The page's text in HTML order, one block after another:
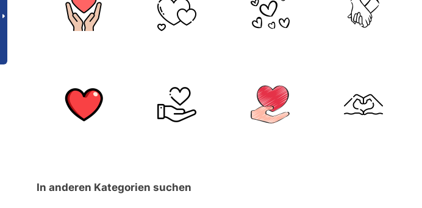
In anderen Kategorien suchen